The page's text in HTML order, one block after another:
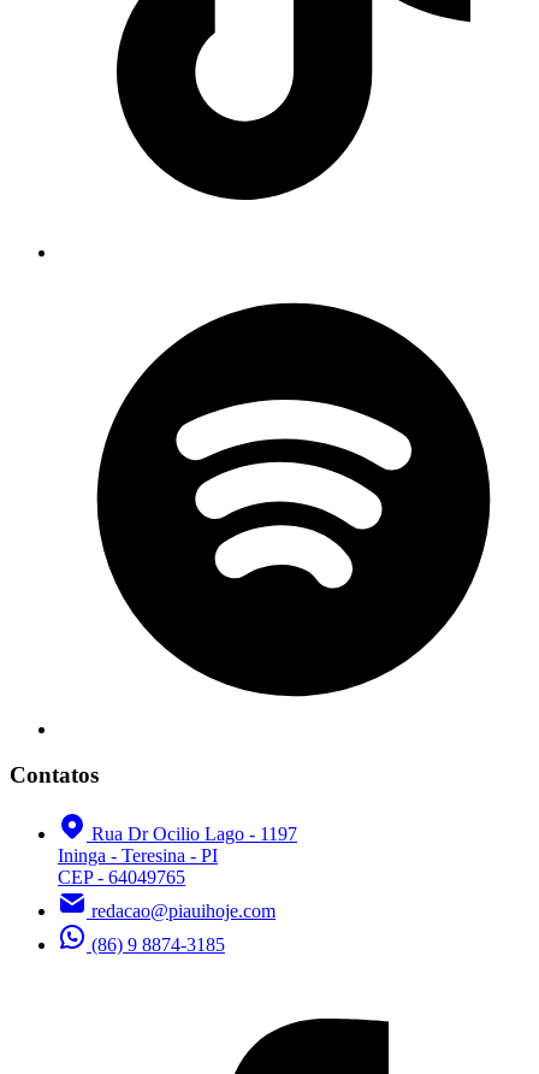
Contatos
Rua Dr Ocilio Lago - 1197
Ininga - Teresina - PI
CEP - 64049765
redacao@piauihoje.com
(86) 9 8874-3185